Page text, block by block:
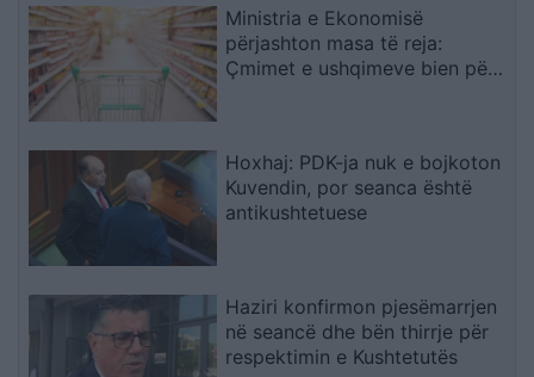
Ministria e Ekonomisë
përjashton masa të reja:
Çmimet e ushqimeve bien për
Hoxhaj: PDK-ja nuk e bojkoton
Kuvendin, por seanca është
antikushtetuese
Haziri konfirmon pjesëmarrjen
në seancë dhe bën thirrje për
respektimin e Kushtetutës